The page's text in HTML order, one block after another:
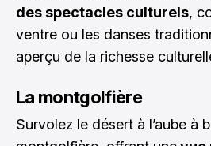
des spectacles culturels,
ventre ou les danses
aperçu de la richesse
La montgolfière
Survolez le désert à l’aube à